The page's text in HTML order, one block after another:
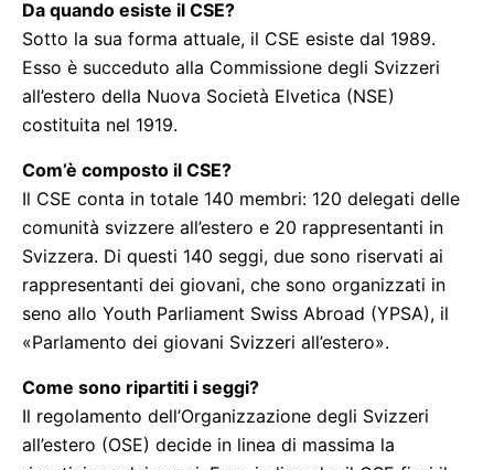
Da quando esiste il CSE?
Sotto la sua forma attuale, il CSE esiste dal 1989.
Esso è succeduto alla Commissione degli Svizzeri
all’estero della Nuova Società Elvetica (NSE)
costituita nel 1919.
Com’è composto il CSE?
Il CSE conta in totale 140 membri: 120 delegati delle
comunità svizzere all’estero e 20 rappresentanti in
Svizzera. Di questi 140 seggi, due sono riservati ai
rappresentanti dei giovani, che sono organizzati in
seno allo Youth Parliament Swiss Abroad (YPSA), il
«Parlamento dei giovani Svizzeri all’estero».
Come sono ripartiti i seggi?
Il regolamento dell’Organizzazione degli Svizzeri
all’estero (OSE) decide in linea di massima la